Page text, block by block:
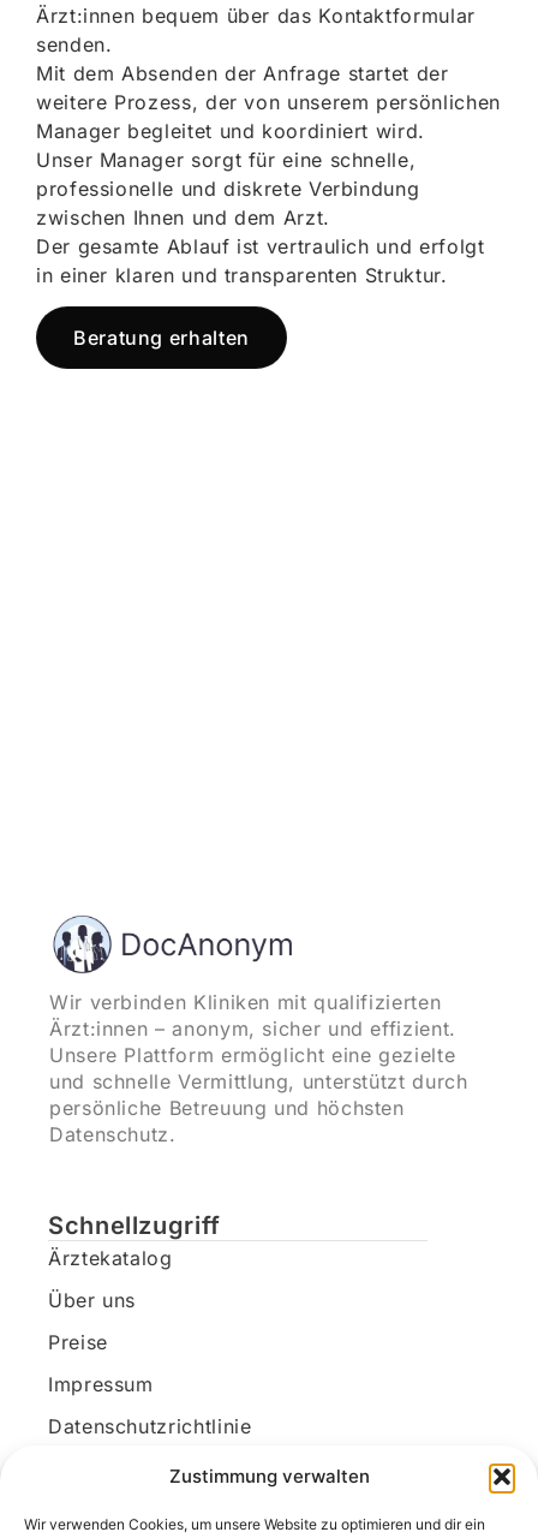
Zustimmung verwalten
Wir verwenden Cookies, um unsere Website zu optimieren und dir ein
Ärzt:innen bequem über das Kontaktformular
senden.
Mit dem Absenden der Anfrage startet der
weitere Prozess, der von unserem persönlichen
Manager begleitet und koordiniert wird.
Unser Manager sorgt für eine schnelle,
professionelle und diskrete Verbindung
zwischen Ihnen und dem Arzt.
Der gesamte Ablauf ist vertraulich und erfolgt
in einer klaren und transparenten Struktur.
Beratung erhalten
Wir verbinden Kliniken mit qualifizierten
Ärzt:innen – anonym, sicher und effizient.
Unsere Plattform ermöglicht eine gezielte
und schnelle Vermittlung, unterstützt durch
persönliche Betreuung und höchsten
Datenschutz.
Schnellzugriff
Ärztekatalog
Über uns
Preise
Impressum
Datenschutzrichtlinie
Kundenkonto